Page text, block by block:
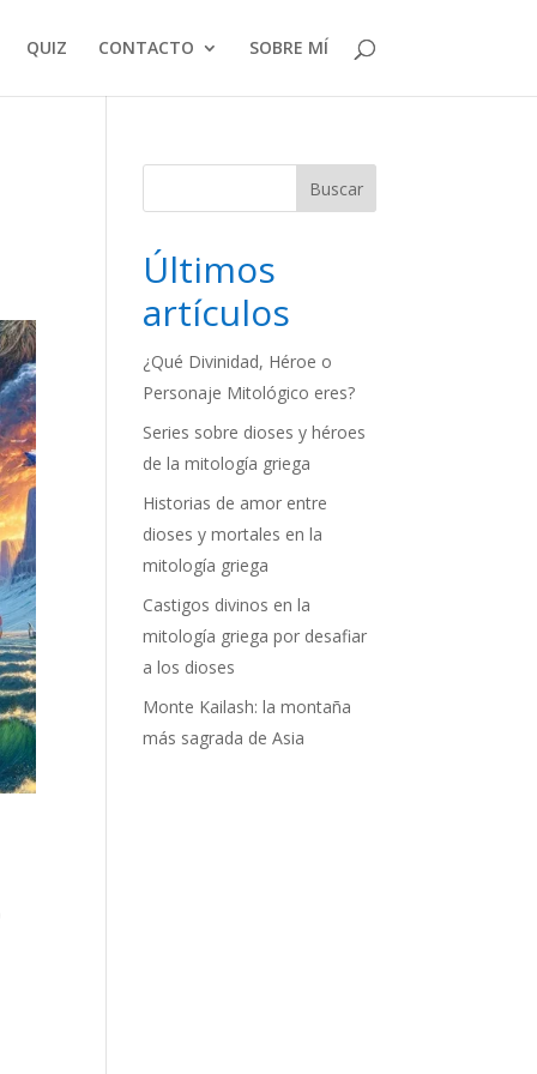
QUIZ CONTACTO SOBRE MÍ
Buscar
Últimos
artículos
¿Qué Divinidad, Héroe o
Personaje Mitológico eres?
Series sobre dioses y héroes
de la mitología griega
Historias de amor entre
dioses y mortales en la
mitología griega
Castigos divinos en la
mitología griega por desafiar
a los dioses
Monte Kailash: la montaña
más sagrada de Asia